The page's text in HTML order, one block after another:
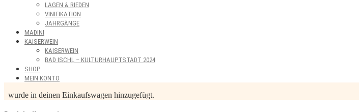
LAGEN & RIEDEN
VINIFIKATION
JAHRGÄNGE
MADINI
KAISERWEIN
KAISERWEIN
BAD ISCHL – KULTURHAUPTSTADT 2024
SHOP
MEIN KONTO
wurde in deinen Einkaufswagen hinzugefügt.